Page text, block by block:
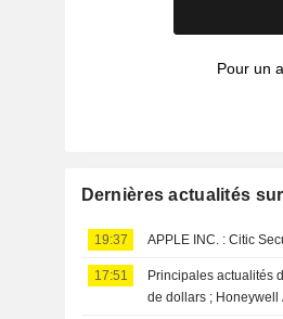
Pour un
Dernières actualités
19:37 APPLE INC.
17:51
Principales actualités
de dollars ;